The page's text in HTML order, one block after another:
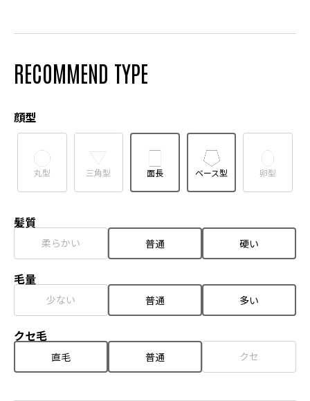
RECOMMEND TYPE
顔型
丸型 三角型 面長 ベース型 卵型
髪質
柔らかい 普通 硬い
毛量
少ない 普通 多い
クセ毛
直毛 普通 クセ